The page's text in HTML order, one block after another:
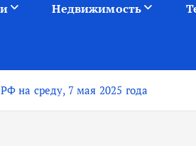
Недвижимость
на среду, 7 мая 2025 года